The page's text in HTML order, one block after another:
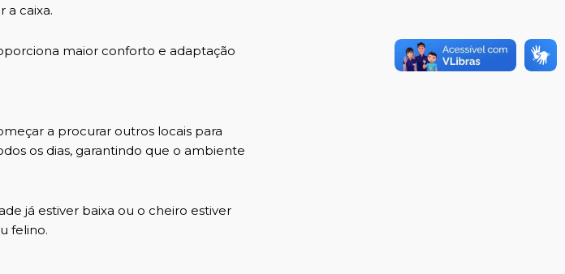
a caixa.
maior conforto e adaptação
a procurar outros locais para
os dias, garantindo que o ambiente
já estiver baixa ou o cheiro estiver
felino.